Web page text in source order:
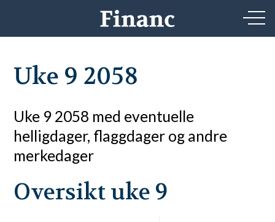
Uke 9 2058
Uke 9 2058 med eventuelle
helligdager, flaggdager og andre
merkedager
Oversikt uke 9